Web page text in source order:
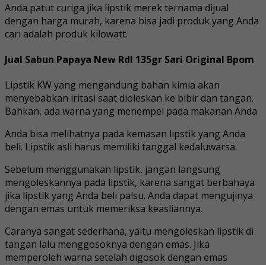
Anda patut curiga jika lipstik merek ternama dijual
dengan harga murah, karena bisa jadi produk yang Anda
cari adalah produk kilowatt.
Jual Sabun Papaya New Rdl 135gr Sari Original Bpom
Lipstik KW yang mengandung bahan kimia akan
menyebabkan iritasi saat dioleskan ke bibir dan tangan.
Bahkan, ada warna yang menempel pada makanan Anda.
Anda bisa melihatnya pada kemasan lipstik yang Anda
beli. Lipstik asli harus memiliki tanggal kedaluwarsa.
Sebelum menggunakan lipstik, jangan langsung
mengoleskannya pada lipstik, karena sangat berbahaya
jika lipstik yang Anda beli palsu. Anda dapat mengujinya
dengan emas untuk memeriksa keasliannya.
Caranya sangat sederhana, yaitu mengoleskan lipstik di
tangan lalu menggosoknya dengan emas. Jika
memperoleh warna setelah digosok dengan emas